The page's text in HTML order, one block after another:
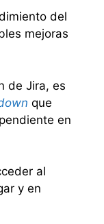
del
mejoras
de Jira, es
que
en
al
y en